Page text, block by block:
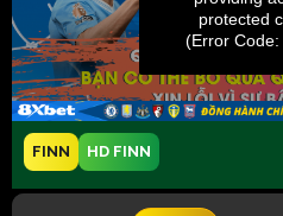
FINN HD FINN